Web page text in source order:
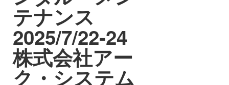
テナンス
2025/7/22-24
株式会社アー
ク・システム